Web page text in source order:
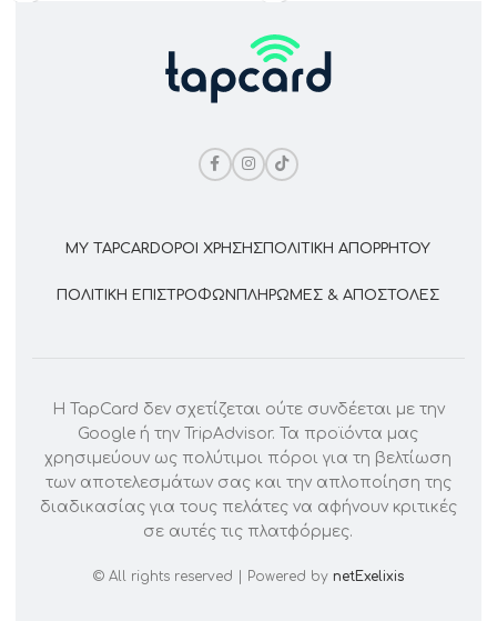
MY TAPCARDΌΡΟΙ ΧΡΉΣΗΣΠΟΛΙΤΙΚΉ ΑΠΟΡΡΉΤΟΥ
ΠΟΛΙΤΙΚΉ ΕΠΙΣΤΡΟΦΏΝΠΛΗΡΩΜΈΣ & ΑΠΟΣΤΟΛΈΣ
Η TapCard δεν σχετίζεται ούτε συνδέεται με την
Google ή την TripAdvisor. Τα προϊόντα μας
χρησιμεύουν ως πολύτιμοι πόροι για τη βελτίωση
των αποτελεσμάτων σας και την απλοποίηση της
διαδικασίας για τους πελάτες να αφήνουν κριτικές
σε αυτές τις πλατφόρμες.
© All rights reserved | Powered by netExelixis